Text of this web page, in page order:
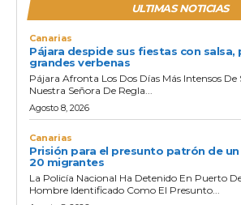
ULTIMAS NOTICIAS
Canarias
Pájara despide sus fiestas con salsa,
grandes verbenas
Pájara Afronta Los Dos Días Más Intensos De
Nuestra Señora De Regla...
Agosto 8, 2026
Canarias
Prisión para el presunto patrón de
20 migrantes
La Policía Nacional Ha Detenido En Puerto
Hombre Identificado Como El Presunto...